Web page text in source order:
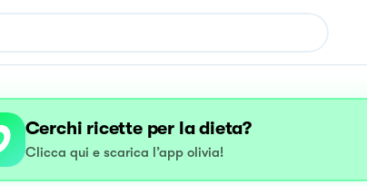
Cerchi ricette per la dieta?
Clicca qui e scarica l’app olivia!